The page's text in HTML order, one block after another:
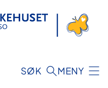
SØK MENY